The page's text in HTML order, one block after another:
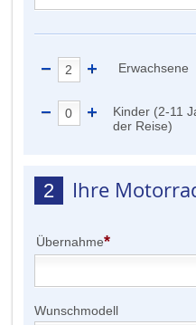
Erwachsene
Kinder (2-11
der Reise)
2 Ihre
Übernahme*
Wunschmodell